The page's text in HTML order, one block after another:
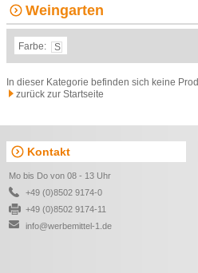
Kalender-Kategorie.
Weingarten
Farbe: S
In dieser Kategorie befinden sich keine
zurück zur Startseite
Kontakt
Mo bis Do von 08 - 13 Uhr
+49 (0)8502 9174-0
+49 (0)8502 9174-11
info@werbemittel-1.de